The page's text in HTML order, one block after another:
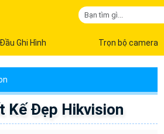
Đầu Ghi Hình Trọn bộ camera
Kế Đẹp Hikvision